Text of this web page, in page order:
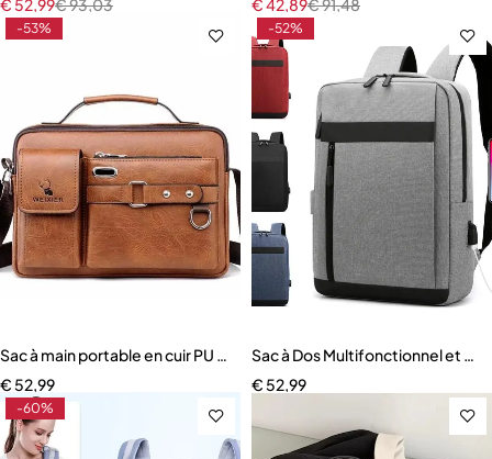
€93,03
€ 52,99 €91,48
€42,89
-53%
Sac à main portable en cuir PU pour hommes
€ 52,99
-52%
Sac à Dos Multifonctionnel et
€ 52,99
-60%